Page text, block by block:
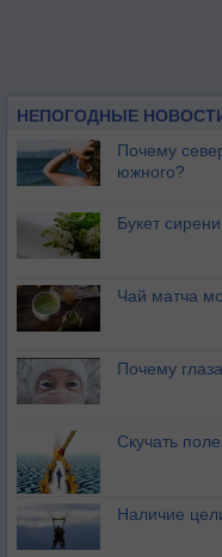
НЕПОГОДНЫЕ
Почему
южного?
Букет
Чай матча
Почему
Скучать
Наличие